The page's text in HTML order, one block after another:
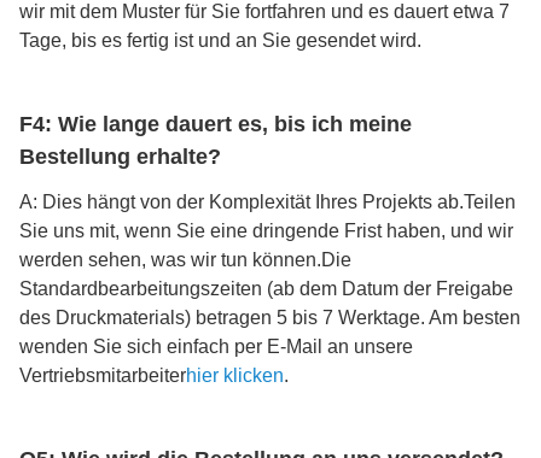
wir mit dem Muster für Sie fortfahren und es dauert etwa 7
Tage, bis es fertig ist und an Sie gesendet wird.
F4: Wie lange dauert es, bis ich meine
Bestellung erhalte?
A: Dies hängt von der Komplexität Ihres Projekts ab.Teilen
Sie uns mit, wenn Sie eine dringende Frist haben, und wir
werden sehen, was wir tun können.Die
Standardbearbeitungszeiten (ab dem Datum der Freigabe
des Druckmaterials) betragen 5 bis 7 Werktage. Am besten
wenden Sie sich einfach per E-Mail an unsere
Vertriebsmitarbeiterhier klicken.